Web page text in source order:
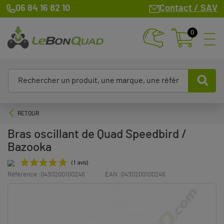
06 84 16 82 10 Contact / SAV
0
RETOUR
Bras oscillant de Quad Speedbird /
Bazooka
Référence :0430200100246 EAN :0430200100246